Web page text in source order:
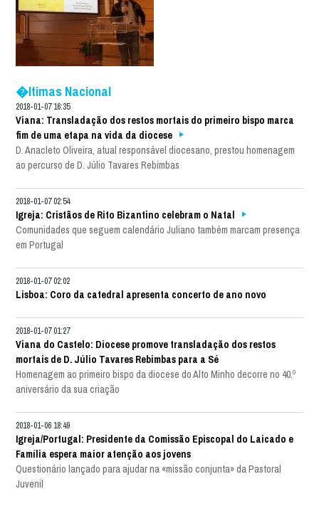
�ltimas Nacional
2018-01-07 16:35
Viana: Transladação dos restos mortais do primeiro bispo marca
fim de uma etapa na vida da diocese
D. Anacleto Oliveira, atual responsável diocesano, prestou homenagem
ao percurso de D. Júlio Tavares Rebimbas
2018-01-07 02:54
Igreja: Cristãos de Rito Bizantino celebram o Natal
Comunidades que seguem calendário Juliano também marcam presença
em Portugal
2018-01-07 02:02
Lisboa: Coro da catedral apresenta concerto de ano novo
2018-01-07 01:27
Viana do Castelo: Diocese promove transladação dos restos
mortais de D. Júlio Tavares Rebimbas para a Sé
Homenagem ao primeiro bispo da diocese do Alto Minho decorre no 40.º
aniversário da sua criação
2018-01-06 18:49
Igreja/Portugal: Presidente da Comissão Episcopal do Laicado e
Família espera maior atenção aos jovens
Questionário lançado para ajudar na «missão conjunta» da Pastoral
Juvenil